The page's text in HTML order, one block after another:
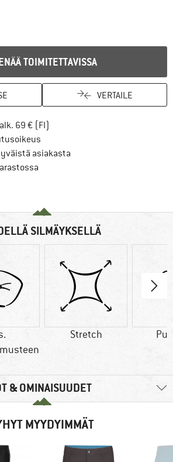
TOIMITETTAVISSA
VERTAILE
69 € (FI)
asiakasta
on Trustpilot -sertifiointi - lue lisää tästä!
SILMÄYKSELLÄ
Stretch
& OMINAISUUDET
MYYDYIMMÄT